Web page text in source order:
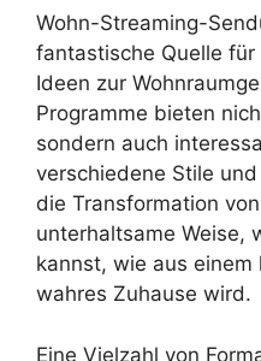
Wohn-Streaming-
fantastische Quelle für
Ideen zur
Programme bieten
sondern auch
verschiedene Stile
die Transformation
unterhaltsame Weise,
kannst, wie aus einem
wahres Zuhause wird.
Eine Vielzahl von